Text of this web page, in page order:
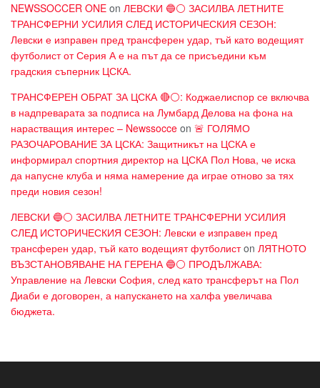
NEWSSOCCER ONE on ЛЕВСКИ 🔵⚪ ЗАСИЛВА ЛЕТНИТЕ
ТРАНСФЕРНИ УСИЛИЯ СЛЕД ИСТОРИЧЕСКИЯ СЕЗОН:
Левски е изправен пред трансферен удар, тъй като водещият
футболист от Серия А е на път да се присъедини към
градския съперник ЦСКА.
ТРАНСФЕРЕН ОБРАТ ЗА ЦСКА 🔴⚪: Коджаелиспор се включва
в надпреварата за подписа на Лумбард Делова на фона на
нарастващия интерес – Newssocce on 🚨 ГОЛЯМО
РАЗОЧАРОВАНИЕ ЗА ЦСКА: Защитникът на ЦСКА е
информирал спортния директор на ЦСКА Пол Нова, че иска
да напусне клуба и няма намерение да играе отново за тях
преди новия сезон!
ЛЕВСКИ 🔵⚪ ЗАСИЛВА ЛЕТНИТЕ ТРАНСФЕРНИ УСИЛИЯ
СЛЕД ИСТОРИЧЕСКИЯ СЕЗОН: Левски е изправен пред
трансферен удар, тъй като водещият футболистon ЛЯТНОТО
ВЪЗСТАНОВЯВАНЕ НА ГЕРЕНА 🔵⚪ ПРОДЪЛЖАВА:
Управление на Левски София, след като трансферът на Пол
Диаби е договорен, а напускането на халфа увеличава
бюджета.